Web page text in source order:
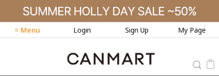
≡ Menu Login Sign Up My Page